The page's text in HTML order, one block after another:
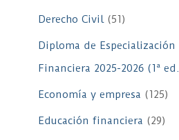
Derecho Civil(51)
Diploma de
Financiera 2025-2026 (1ª
Economía y empresa (125)
Educación financiera (29)